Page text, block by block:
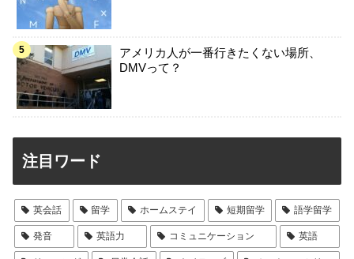
アメリカ人が一番行きたくない場所、
DMVって？
注目ワード
英会話 留学 ホームステイ 短期留学 語学留学
発音 英語力 コミュニケーション 英語